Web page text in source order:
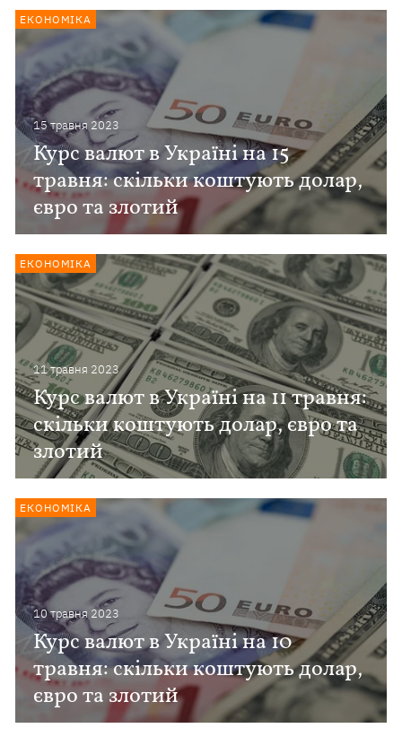
15 травня 2023
Курс валют в Україні на 15
травня: скільки коштують долар,
євро та злотий
ЕКОНОМІКА
11 травня 2023
Курс валют в Україні на 11 травня:
скільки коштують долар, євро та
злотий
ЕКОНОМІКА
10 травня 2023
Курс валют в Україні на 10
травня: скільки коштують долар,
євро та злотий
ЕКОНОМІКА